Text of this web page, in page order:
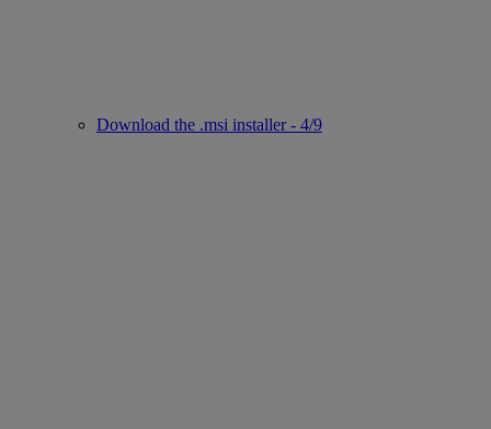
Download the .msi installer - 4/9